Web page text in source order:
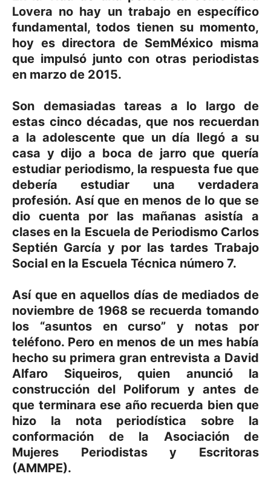
Lovera no hay un trabajo en específico
fundamental, todos tienen su momento,
hoy es directora de SemMéxico misma
que impulsó junto con otras periodistas
en marzo de 2015.
Son demasiadas tareas a lo largo de
estas cinco décadas, que nos recuerdan
a la adolescente que un día llegó a su
casa y dijo a boca de jarro que quería
estudiar periodismo, la respuesta fue que
debería estudiar una verdadera
profesión. Así que en menos de lo que se
dio cuenta por las mañanas asistía a
clases en la Escuela de Periodismo Carlos
Septién García y por las tardes Trabajo
Social en la Escuela Técnica número 7.
Así que en aquellos días de mediados de
noviembre de 1968 se recuerda tomando
los “asuntos en curso” y notas por
teléfono. Pero en menos de un mes había
hecho su primera gran entrevista a David
Alfaro Siqueiros, quien anunció la
construcción del Poliforum y antes de
que terminara ese año recuerda bien que
hizo la nota periodística sobre la
conformación de la Asociación de
Mujeres Periodistas y Escritoras
(AMMPE).